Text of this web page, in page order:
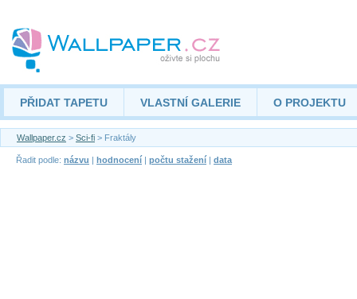
PŘIDAT TAPETU VLASTNÍ GALERIE O PROJEKTU
Wallpaper.cz > Sci-fi > Fraktály
Řadit podle: názvu | hodnocení | počtu stažení | data